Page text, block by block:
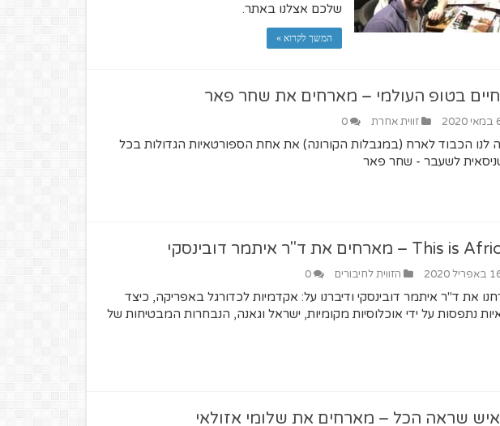
שלכם אצלנו באתר.
המשך לקרוא »
2020 זווית אחרת 0
#154 היה לנו הכבוד לארח (במגבלות הקורונה) את אחת הספורטאיות הגדולות בכל
לשעבר - שחר פאר
2020 הזווית לחיבורים 0
#153 אירחנו את ד"ר איתמר דובינסקי ודיברנו על: אקדמיות לכדורגל באפריקה, כיצד
נתפסות על ידי אוכלוסיות מקומיות, ישראל וגאנה, הנבחרות המבטיחות של